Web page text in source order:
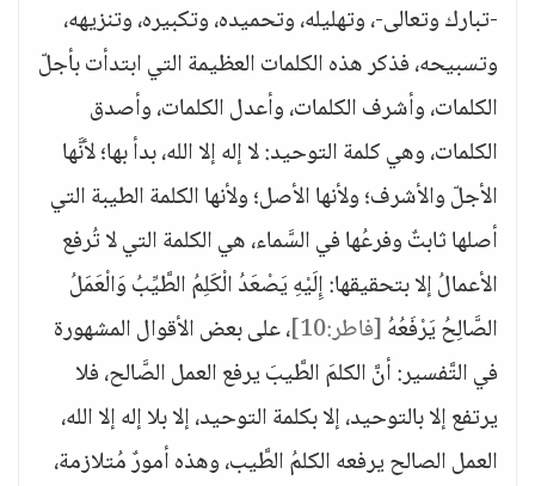
-تبارك وتعالى-، وتهليله، وتحميده، وتكبيره، وتنزيهه،
وتسبيحه، فذكر هذه الكلمات العظيمة التي ابتدأت بأجلّ
الكلمات، وأشرف الكلمات، وأعدل الكلمات، وأصدق
الكلمات، وهي كلمة التوحيد: لا إله إلا الله، بدأ بها؛ لأنَّها
الأجلّ والأشرف؛ ولأنها الأصل؛ ولأنها الكلمة الطيبة التي
أصلها ثابتٌ وفرعُها في السَّماء، هي الكلمة التي لا تُرفع
الأعمالُ إلا بتحقيقها: إِلَيْهِ يَصْعَدُ الْكَلِمُ الطَّيِّبُ وَالْعَمَلُ
الصَّالِحُ يَرْفَعُهُ[فاطر:10]
، على بعض الأقوال المشهورة
في التَّفسير: أنَّ الكلمَ الطَّيبَ يرفع العمل الصَّالح، فلا
يرتفع إلا بالتوحيد، إلا بكلمة التوحيد، إلا بلا إله إلا الله،
العمل الصالح يرفعه الكلمُ الطَّيب، وهذه أمورٌ مُتلازمة،